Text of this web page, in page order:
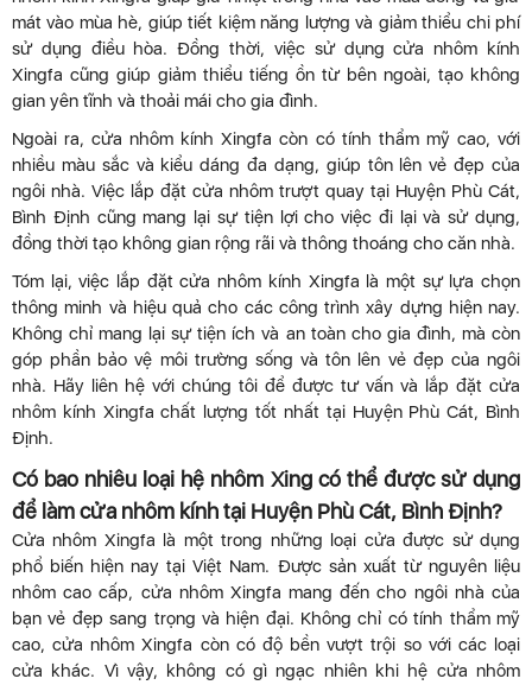
mát vào mùa hè, giúp tiết kiệm năng lượng và giảm thiểu chi phí
sử dụng điều hòa. Đồng thời, việc sử dụng cửa nhôm kính
Xingfa cũng giúp giảm thiểu tiếng ồn từ bên ngoài, tạo không
gian yên tĩnh và thoải mái cho gia đình.
Ngoài ra, cửa nhôm kính Xingfa còn có tính thẩm mỹ cao, với
nhiều màu sắc và kiểu dáng đa dạng, giúp tôn lên vẻ đẹp của
ngôi nhà. Việc lắp đặt cửa nhôm trượt quay tại Huyện Phù Cát,
Bình Định cũng mang lại sự tiện lợi cho việc đi lại và sử dụng,
đồng thời tạo không gian rộng rãi và thông thoáng cho căn nhà.
Tóm lại, việc lắp đặt cửa nhôm kính Xingfa là một sự lựa chọn
thông minh và hiệu quả cho các công trình xây dựng hiện nay.
Không chỉ mang lại sự tiện ích và an toàn cho gia đình, mà còn
góp phần bảo vệ môi trường sống và tôn lên vẻ đẹp của ngôi
nhà. Hãy liên hệ với chúng tôi để được tư vấn và lắp đặt cửa
nhôm kính Xingfa chất lượng tốt nhất tại Huyện Phù Cát, Bình
Định.
Có bao nhiêu loại hệ nhôm Xing có thể được sử dụng
để làm cửa nhôm kính tại Huyện Phù Cát, Bình Định?
Cửa nhôm Xingfa là một trong những loại cửa được sử dụng
phổ biến hiện nay tại Việt Nam. Được sản xuất từ nguyên liệu
nhôm cao cấp, cửa nhôm Xingfa mang đến cho ngôi nhà của
bạn vẻ đẹp sang trọng và hiện đại. Không chỉ có tính thẩm mỹ
cao, cửa nhôm Xingfa còn có độ bền vượt trội so với các loại
cửa khác. Vì vậy, không có gì ngạc nhiên khi hệ cửa nhôm